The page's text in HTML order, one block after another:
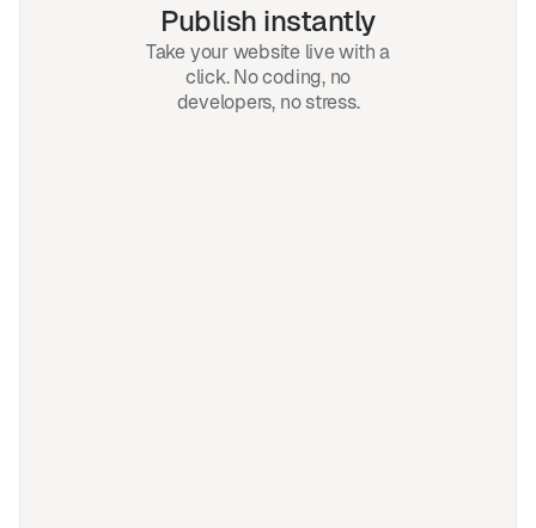
Publish instantly
Take your website live with a
click. No coding, no
developers, no stress.